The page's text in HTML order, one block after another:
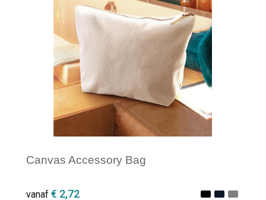
Canvas Accessory Bag
vanaf € 2,72